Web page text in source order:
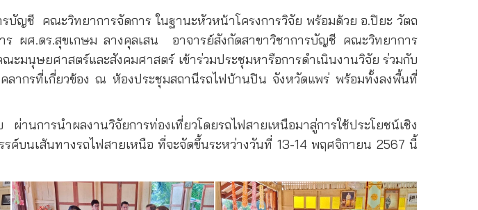
รบัญชี คณะวิทยาการจัดการ ในฐานะหัวหน้าโครงการวิจัย พร้อมด้วย อ.ปิยะ วัตถ
ผศ.ดร.สุขเกษม ลางคุลเสน
อาจารย์สังกัดสาขาวิชาการบัญชี คณะวิทยาการ
มนุษยศาสตร์และสังคมศาสตร์ เข้าร่วมประชุมหารือการดำเนินงานวิจัย ร่วมกับ
ากรที่เกี่ยวข้อง ณ ห้องประชุมสถานีรถไฟบ้านปิน จังหวัดแพร่ พร้อมทั้งลงพื้นที่
นการนำผลงานวิจัยการท่องเที่ยวโดยรถไฟสายเหนือมาสู่การใช้ประโยชน์เชิง
ค์บนเส้นทางรถไฟสายเหนือ ที่จะจัดขึ้นระหว่างวันที่ 13-14 พฤศจิกายน 2567 นี้